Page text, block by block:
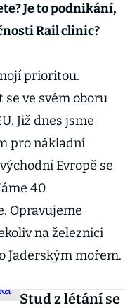
Je to podnikání,
Rail clinic?
prioritou.
ve svém oboru
Již dnes jsme
pro nákladní
Evropě se
40
Opravujeme
na železnici
Jaderským mořem.
Stud z létání se